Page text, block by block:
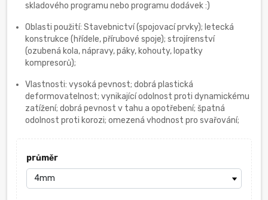
skladového programu nebo programu dodávek :)
Oblasti použití: Stavebnictví (spojovací prvky); letecká
konstrukce (hřídele, přírubové spoje); strojírenství
(ozubená kola, nápravy, páky, kohouty, lopatky
kompresorů);
Vlastnosti: vysoká pevnost; dobrá plastická
deformovatelnost; vynikající odolnost proti dynamickému
zatížení; dobrá pevnost v tahu a opotřebení; špatná
odolnost proti korozi; omezená vhodnost pro svařování;
průměr